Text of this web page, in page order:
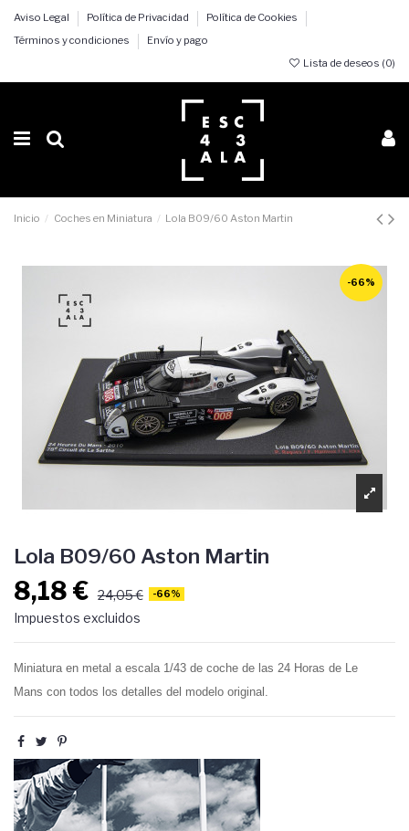
Aviso Legal Política de Privacidad
Política de Cookies
Términos y condiciones
Envío y pago
Lista de deseos (0)
Inicio Coches en Miniatura Lola B09/60 Aston Martin
-66%
Lola B09/60 Aston Martin
8,18 € 24,05 € -66%
Impuestos excluidos
Miniatura en metal a escala 1/43 de coche de las 24 Horas de Le
Mans con todos los detalles del modelo original.